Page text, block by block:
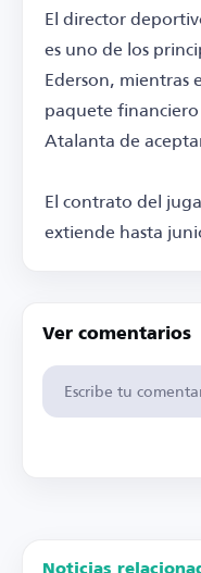
El director
es uno de los
Ederson, mientras
paquete
Atalanta de
El contrato del
extiende hasta
Ver comentarios
Noticias